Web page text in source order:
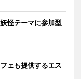
怪テーマに参加型
ェも提供するエス